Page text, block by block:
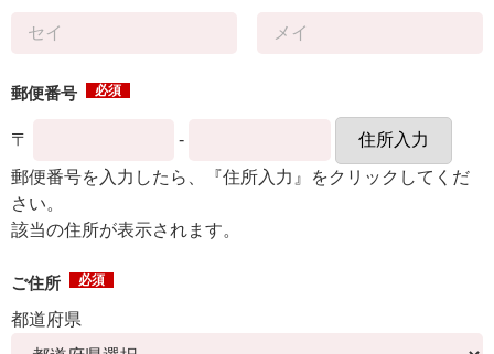
郵便番号 必須
〒 -
住所入力
郵便番号を入力したら、『住所入力』をクリックしてくだ
さい。
該当の住所が表示されます。
ご住所 必須
都道府県